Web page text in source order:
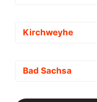
Kirchweyhe
Bad Sachsa